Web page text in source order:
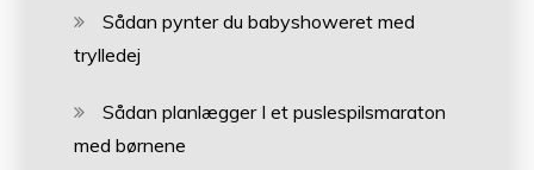
Sådan pynter du babyshoweret med
trylledej
Sådan planlægger I et puslespilsmaraton
med børnene